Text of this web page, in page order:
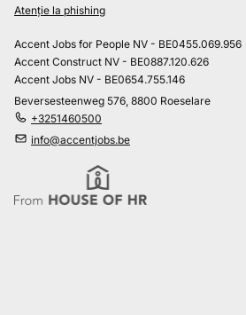
Atenție la phishing
Accent Jobs for People NV - BE0455.069.956
Accent Construct NV - BE0887.120.626
Accent Jobs NV - BE0654.755.146
Beversesteenweg 576, 8800 Roeselare
+3251460500
info@accentjobs.be